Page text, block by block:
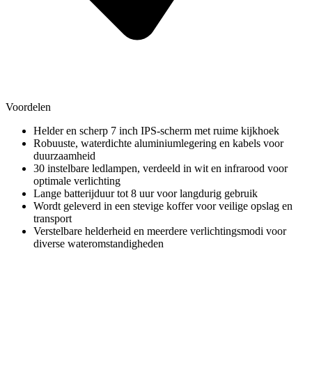
Voordelen
Helder en scherp 7 inch IPS-scherm met ruime kijkhoek
Robuuste, waterdichte aluminiumlegering en kabels voor
duurzaamheid
30 instelbare ledlampen, verdeeld in wit en infrarood voor
optimale verlichting
Lange batterijduur tot 8 uur voor langdurig gebruik
Wordt geleverd in een stevige koffer voor veilige opslag en
transport
Verstelbare helderheid en meerdere verlichtingsmodi voor
diverse wateromstandigheden